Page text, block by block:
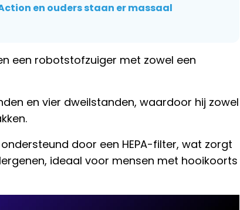
en ouders staan er massaal
een robotstofzuiger met zowel een
en vier dweilstanden, waardoor hij zowel
door een HEPA-filter, wat zorgt
ideaal voor mensen met hooikoorts